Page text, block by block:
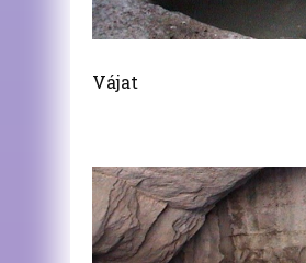
Vájat